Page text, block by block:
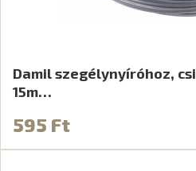
Damil szegélynyíróhoz,
15m…
595 Ft